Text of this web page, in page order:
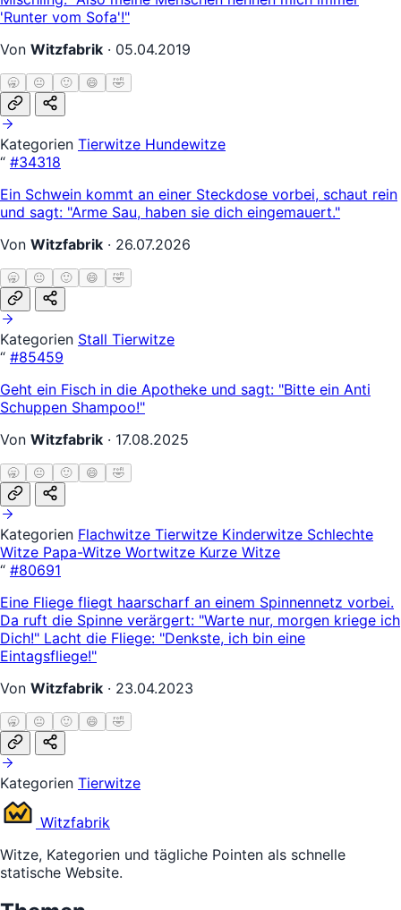
'Runter vom Sofa'!"
Von Witzfabrik · 05.04.2019
🥱 😐 🙂 😄 🤣
Kategorien Tierwitze Hundewitze
“ #34318
Ein Schwein kommt an einer Steckdose vorbei, schaut rein
und sagt: "Arme Sau, haben sie dich eingemauert."
Von Witzfabrik · 26.07.2026
🥱 😐 🙂 😄 🤣
Kategorien Stall Tierwitze
“ #85459
Geht ein Fisch in die Apotheke und sagt: "Bitte ein Anti
Schuppen Shampoo!"
Von Witzfabrik · 17.08.2025
🥱 😐 🙂 😄 🤣
Kategorien Flachwitze Tierwitze Kinderwitze Schlechte
Witze Papa-Witze Wortwitze Kurze Witze
“ #80691
Eine Fliege fliegt haarscharf an einem Spinnennetz vorbei.
Da ruft die Spinne verärgert: "Warte nur, morgen kriege ich
Dich!" Lacht die Fliege: "Denkste, ich bin eine
Eintagsfliege!"
Von Witzfabrik · 23.04.2023
🥱 😐 🙂 😄 🤣
Kategorien Tierwitze
Witzfabrik
Witze, Kategorien und tägliche Pointen als schnelle
statische Website.